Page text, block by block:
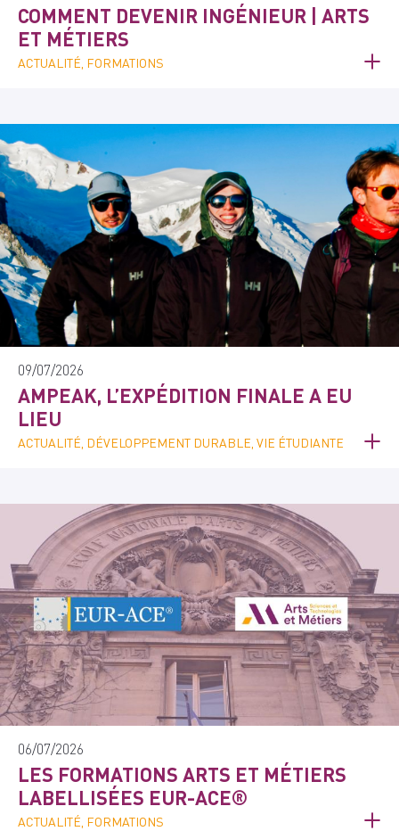
COMMENT DEVENIR INGÉNIEUR | ARTS
ET MÉTIERS
ACTUALITÉ, FORMATIONS
09/07/2026
AMPEAK, L’EXPÉDITION FINALE A EU
LIEU
ACTUALITÉ, DÉVELOPPEMENT DURABLE, VIE ÉTUDIANTE
06/07/2026
LES FORMATIONS ARTS ET MÉTIERS
LABELLISÉES EUR-ACE®
ACTUALITÉ, FORMATIONS